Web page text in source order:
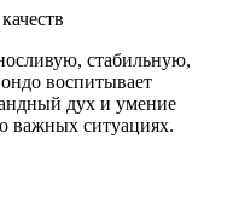
стабильную,
воспитывает
дух и умение
важных ситуациях.